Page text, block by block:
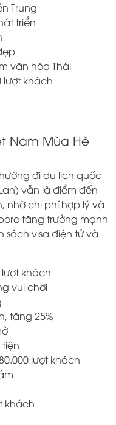
Trung
triển
văn hóa Thái
lượt khách
Nam Mùa Hè
đi du lịch quốc
vẫn là điểm đến
nhờ chi phí hợp lý và
tăng trưởng mạnh
sách visa điện tử và
lượt khách
vui chơi
tăng 25%
lượt khách
khách